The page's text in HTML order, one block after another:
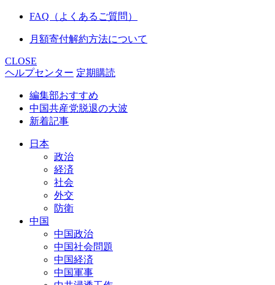
FAQ（よくあるご質問）
月額寄付解約方法について
CLOSE
ヘルプセンター 定期購読
編集部おすすめ
中国共産党脱退の大波
新着記事
日本
政治
経済
社会
外交
防衛
中国
中国政治
中国社会問題
中国経済
中国軍事